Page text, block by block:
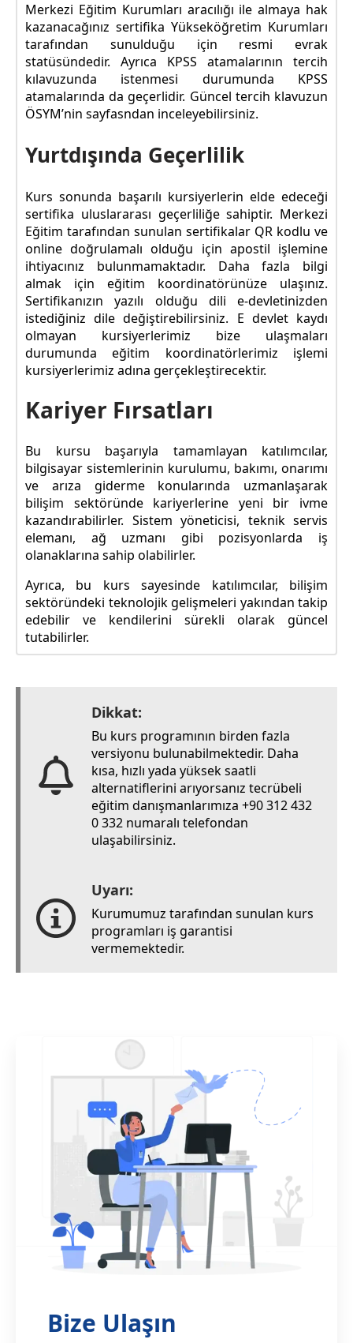
Merkezi Eğitim Kurumları aracılığı ile almaya hak
kazanacağınız sertifika Yükseköğretim Kurumları
tarafından sunulduğu için resmi evrak
statüsündedir. Ayrıca KPSS atamalarının tercih
kılavuzunda istenmesi durumunda KPSS
atamalarında da geçerlidir. Güncel tercih klavuzun
ÖSYM’nin sayfasndan inceleyebilirsiniz.
Yurtdışında Geçerlilik
Kurs sonunda başarılı kursiyerlerin elde edeceği
sertifika uluslararası geçerliliğe sahiptir. Merkezi
Eğitim tarafından sunulan sertifikalar QR kodlu ve
online doğrulamalı olduğu için apostil işlemine
ihtiyacınız bulunmamaktadır. Daha fazla bilgi
almak için eğitim koordinatörünüze ulaşınız.
Sertifikanızın yazılı olduğu dili e-devletinizden
istediğiniz dile değiştirebilirsiniz. E devlet kaydı
olmayan kursiyerlerimiz bize ulaşmaları
durumunda eğitim koordinatörlerimiz işlemi
kursiyerlerimiz adına gerçekleştirecektir.
Kariyer Fırsatları
Bu kursu başarıyla tamamlayan katılımcılar,
bilgisayar sistemlerinin kurulumu, bakımı, onarımı
ve arıza giderme konularında uzmanlaşarak
bilişim sektöründe kariyerlerine yeni bir ivme
kazandırabilirler. Sistem yöneticisi, teknik servis
elemanı, ağ uzmanı gibi pozisyonlarda iş
olanaklarına sahip olabilirler.
Ayrıca, bu kurs sayesinde katılımcılar, bilişim
sektöründeki teknolojik gelişmeleri yakından takip
edebilir ve kendilerini sürekli olarak güncel
tutabilirler.
Dikkat:
Bu kurs programının birden fazla
versiyonu bulunabilmektedir. Daha
kısa, hızlı yada yüksek saatli
alternatiflerini arıyorsanız tecrübeli
eğitim danışmanlarımıza +90 312 432
0 332 numaralı telefondan
ulaşabilirsiniz.
Uyarı:
Kurumumuz tarafından sunulan kurs
programları iş garantisi
vermemektedir.
Bize Ulaşın